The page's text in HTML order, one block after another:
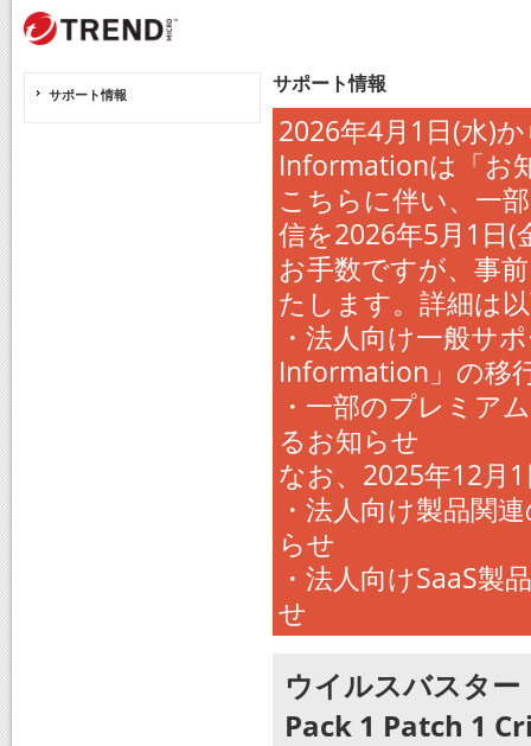
サポート情報 サポート情報
2026年4月1日(水)
Informationは「お
こちらに伴い、一
信を2026年5月1日
お手数ですが、事
たします。詳細は
・法人向け一般サ
Information」の移
・一部のプレミア
るお知らせ
なお、2025年12月
・法人向け製品関
らせ
・法人向けSaaS
せ
ウイルスバスタ
Pack 1 Patch 1